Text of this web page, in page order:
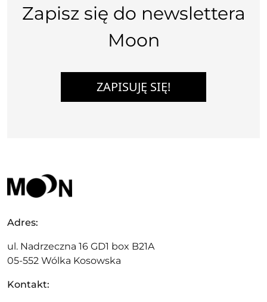
Zapisz się do newslettera
Moon
ZAPISUJĘ SIĘ!
Adres:
ul. Nadrzeczna 16 GD1 box B21A
05-552 Wólka Kosowska
Kontakt: